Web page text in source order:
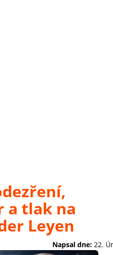
a tlak na
Leyen
Napsal dne: 22.